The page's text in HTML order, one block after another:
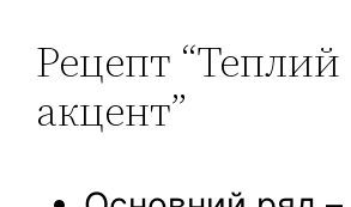
Рецепт “Теплий
акцент”